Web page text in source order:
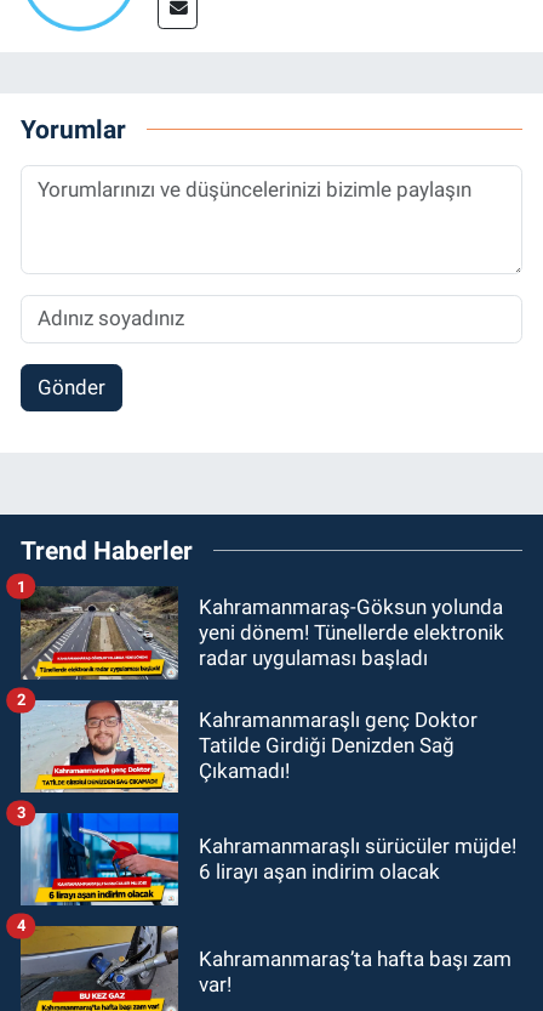
Yorumlar
Gönder
Trend Haberler
Kahramanmaraş-Göksun yolunda
yeni dönem! Tünellerde elektronik
radar uygulaması başladı
1
Kahramanmaraşlı genç Doktor
Tatilde Girdiği Denizden Sağ
Çıkamadı!
2
Kahramanmaraşlı sürücüler müjde!
6 lirayı aşan indirim olacak
3
Kahramanmaraş’ta hafta başı zam
var!
4